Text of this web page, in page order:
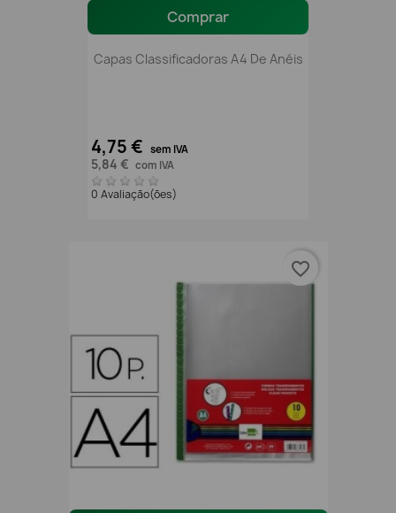
Comprar
Capas Classificadoras A4 De Anéis
4,75 € sem IVA
5,84 € com IVA
0 Avaliação(ões)
favorite_border